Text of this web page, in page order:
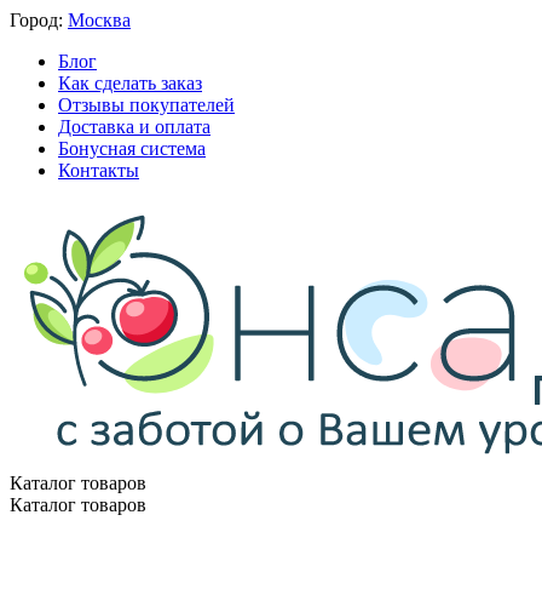
Город: Москва
Блог
Как сделать заказ
Отзывы покупателей
Доставка и оплата
Бонусная система
Контакты
Каталог товаров
Каталог товаров